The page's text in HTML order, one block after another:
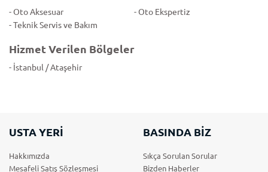
- Oto Aksesuar
- Oto Ekspertiz
- Teknik Servis ve Bakım
Hizmet Verilen Bölgeler
- İstanbul / Ataşehir
USTA YERİ
Hakkımızda
Mesafeli Satış Sözleşmesi
BASINDA BİZ
Sıkça Sorulan Sorular
Bizden Haberler